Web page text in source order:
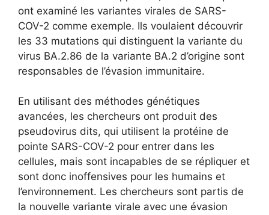
ont examiné les variantes virales de SARS-
COV-2 comme exemple. Ils voulaient découvrir
les 33 mutations qui distinguent la variante du
virus BA.2.86 de la variante BA.2 d’origine sont
responsables de l’évasion immunitaire.
En utilisant des méthodes génétiques
avancées, les chercheurs ont produit des
pseudovirus dits, qui utilisent la protéine de
pointe SARS-COV-2 pour entrer dans les
cellules, mais sont incapables de se répliquer et
sont donc inoffensives pour les humains et
l’environnement. Les chercheurs sont partis de
la nouvelle variante virale avec une évasion